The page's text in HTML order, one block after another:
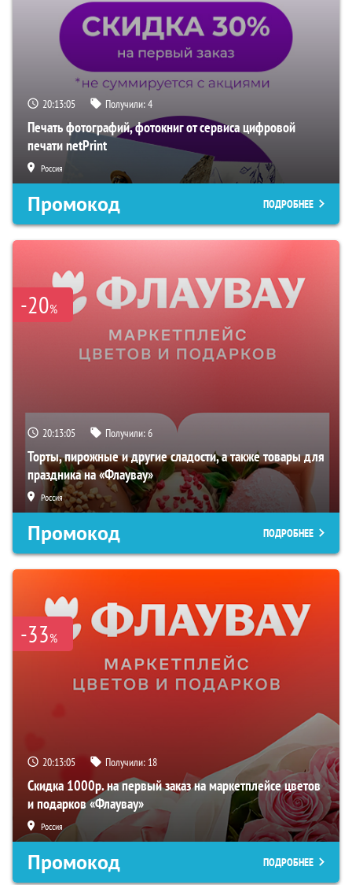
20:13:04 Получили:4
Печать фотографий, фотокниг от сервиса цифровой
печати netPrint
Россия
Промокод ПОДРОБНЕЕ
-20%
20:13:04 Получили:6
Торты, пирожные и другие сладости, а также товары для
праздника на «Флаувау»
Россия
Промокод ПОДРОБНЕЕ
-33%
20:13:04 Получили: 18
Скидка 1000р. на первый заказ на маркетплейсе цветов
и подарков «Флаувау»
Россия
Промокод ПОДРОБНЕЕ